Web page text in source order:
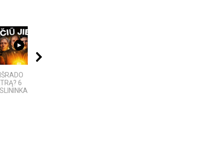
06:28
6